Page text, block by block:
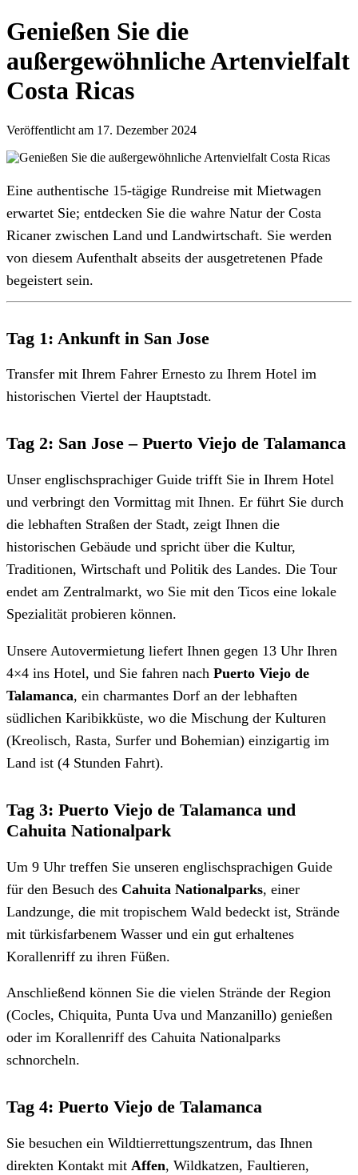
Genießen Sie die
außergewöhnliche Artenvielfalt
Costa Ricas
Veröffentlicht am 17. Dezember 2024
Eine authentische 15-tägige Rundreise mit Mietwagen
erwartet Sie; entdecken Sie die wahre Natur der Costa
Ricaner zwischen Land und Landwirtschaft. Sie werden
von diesem Aufenthalt abseits der ausgetretenen Pfade
begeistert sein.
Tag 1: Ankunft in San Jose
Transfer mit Ihrem Fahrer Ernesto zu Ihrem Hotel im
historischen Viertel der Hauptstadt.
Tag 2: San Jose – Puerto Viejo de Talamanca
Unser englischsprachiger Guide trifft Sie in Ihrem Hotel
und verbringt den Vormittag mit Ihnen. Er führt Sie durch
die lebhaften Straßen der Stadt, zeigt Ihnen die
historischen Gebäude und spricht über die Kultur,
Traditionen, Wirtschaft und Politik des Landes. Die Tour
endet am Zentralmarkt, wo Sie mit den Ticos eine lokale
Spezialität probieren können.
Unsere Autovermietung liefert Ihnen gegen 13 Uhr Ihren
4×4 ins Hotel, und Sie fahren nach Puerto Viejo de
Talamanca, ein charmantes Dorf an der lebhaften
südlichen Karibikküste, wo die Mischung der Kulturen
(Kreolisch, Rasta, Surfer und Bohemian) einzigartig im
Land ist (4 Stunden Fahrt).
Tag 3: Puerto Viejo de Talamanca und
Cahuita Nationalpark
Um 9 Uhr treffen Sie unseren englischsprachigen Guide
für den Besuch des Cahuita Nationalparks, einer
Landzunge, die mit tropischem Wald bedeckt ist, Strände
mit türkisfarbenem Wasser und ein gut erhaltenes
Korallenriff zu ihren Füßen.
Anschließend können Sie die vielen Strände der Region
(Cocles, Chiquita, Punta Uva und Manzanillo) genießen
oder im Korallenriff des Cahuita Nationalparks
schnorcheln.
Tag 4: Puerto Viejo de Talamanca
Sie besuchen ein Wildtierrettungszentrum, das Ihnen
direkten Kontakt mit Affen, Wildkatzen, Faultieren,